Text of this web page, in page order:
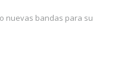
nuevas bandas para su